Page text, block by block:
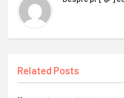
Related Posts